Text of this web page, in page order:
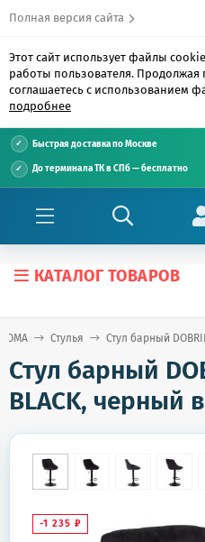
Полная версия сайта
Этот сайт использует файлы
работы пользователя. Продолжая
соглашаетесь с использованием
подробнее
Быстрая доставка по Москве
До терминала ТК в СПб — бесплатно
КАТАЛОГ ТОВАРОВ
Стулья Стул барный
Стул барный
BLACK, черный
-1 235 ₽